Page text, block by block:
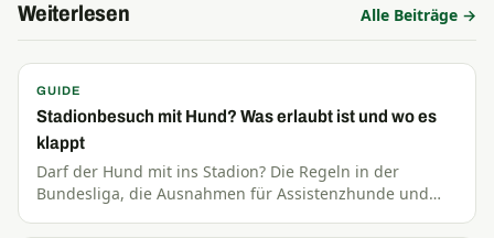
Weiterlesen Alle Beiträge →
GUIDE
Stadionbesuch mit Hund? Was erlaubt ist und wo es
klappt
Darf der Hund mit ins Stadion? Die Regeln in der
Bundesliga, die Ausnahmen für Assistenzhunde und